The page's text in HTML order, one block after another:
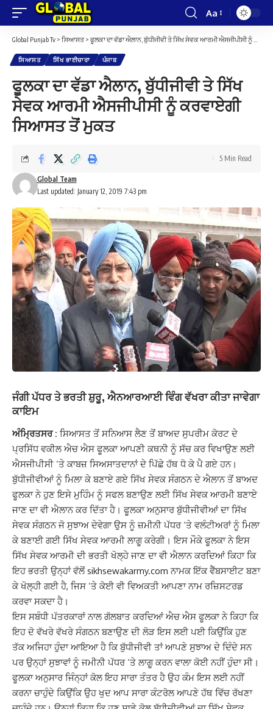
Font
Resizer
Aa
Global Punjab Tv > ਸਿਆਸਤ> ਫੂਲਕਾ ਦਾ ਵੱਡਾ ਐਲਾਨ, ਬੁੱਧੀਜੀਵੀ ਤੇ ਸਿੱਖ ਸੇਵਕ ਆਰਮੀ ਐਸਜੀਪੀਸੀ ਨੂੰ ਕਰਵਾਏਗੀ ਸਿਆਸਤ ਤੋਂ ਮੁਕਤ
ਸਿਆਸਤ ਸਿੱਖ ਭਾਈਚਾਰਾ ਪੰਜਾਬ
ਫੂਲਕਾ ਦਾ ਵੱਡਾ ਐਲਾਨ, ਬੁੱਧੀਜੀਵੀ ਤੇ ਸਿੱਖ
ਸੇਵਕ ਆਰਮੀ ਐਸਜੀਪੀਸੀ ਨੂੰ ਕਰਵਾਏਗੀ
ਸਿਆਸਤ ਤੋਂ ਮੁਕਤ
Last updated: January 12, 2019 7:43 pm
Global Team
5 Min Read
ਜੰਗੀ ਪੱਧਰ ਤੇ ਭਰਤੀ ਸ਼ੁਰੂ, ਐਨਆਰਆਈ ਵਿੰਗ ਵੱਖਰਾ ਕੀਤਾ ਜਾਵੇਗਾ
ਕਾਇਮ
ਅੰਮ੍ਰਿਤਸਰ : ਸਿਆਸਤ ਤੋਂ ਸਨਿਆਸ ਲੈਣ ਤੋਂ ਬਾਅਦ ਸੁਪਰੀਮ ਕੋਰਟ ਦੇ
ਪ੍ਰਸਿੱਧ ਵਕੀਲ ਐਚ ਐਸ ਫੂਲਕਾ ਆਪਣੀ ਕਥਨੀ ਨੂੰ ਸੱਚ ਕਰ ਵਿਖਾਉਣ ਲਈ
ਐਸਜੀਪੀਸੀ ‘ਤੇ ਕਾਬਜ਼ ਸਿਅਸਾਤਦਾਨਾਂ ਦੇ ਪਿੱਛੇ ਹੱਥ ਧੋ ਕੇ ਪੈ ਗਏ ਹਨ।
ਬੁੱਧੀਜੀਵੀਆਂ ਨੂੰ ਮਿਲਾ ਕੇ ਬਣਾਏ ਗਏ ਸਿੱਖ ਸੇਵਕ ਸੰਗਠਨ ਦੇ ਐਲਾਨ ਤੋਂ ਬਾਅਦ
ਫੂਲਕਾ ਨੇ ਹੁਣ ਇਸੇ ਮੁਹਿੰਮ ਨੂੰ ਸਫਲ ਬਣਾਉਣ ਲਈ ਸਿੱਖ ਸੇਵਕ ਆਰਮੀ ਬਣਾਏ
ਜਾਣ ਦਾ ਵੀ ਐਲਾਨ ਕਰ ਦਿੱਤਾ ਹੈ। ਫੂਲਕਾ ਅਨੁਸਾਰ ਬੁੱਧੀਜੀਵੀਆਂ ਦਾ ਸਿੱਖ
ਸੇਵਕ ਸੰਗਠਨ ਜੋ ਸੁਝਾਅ ਦੇਵੇਗਾ ਉਸ ਨੂੰ ਜ਼ਮੀਨੀ ਪੱਧਰ ‘ਤੇ ਵਲੰਟੀਅਰਾਂ ਨੂੰ ਮਿਲਾ
ਕੇ ਬਣਾਈ ਗਈ ਸਿੱਖ ਸੇਵਕ ਆਰਮੀ ਲਾਗੂ ਕਰੇਗੀ। ਇਸ ਮੌਕੇ ਫੂਲਕਾ ਨੇ ਇਸ
ਸਿੱਖ ਸੇਵਕ ਆਰਮੀ ਦੀ ਭਰਤੀ ਖੋਲ੍ਹੇ ਜਾਣ ਦਾ ਵੀ ਐਲਾਨ ਕਰਦਿਆਂ ਕਿਹਾ ਕਿ
ਇਹ ਭਰਤੀ ਉਨ੍ਹਾਂ ਵੱਲੋਂ sikhsewakarmy.com ਨਾਮਕ ਇੱਕ ਵੈੱਬਸਾਈਟ ਬਣਾ
ਕੇ ਖੋਲ੍ਹੀ ਗਈ ਹੈ, ਜਿਸ ‘ਤੇ ਕੋਈ ਵੀ ਵਿਅਕਤੀ ਆਪਣਾ ਨਾਮ ਰਜ਼ਿਸਟਰਡ
ਕਰਵਾ ਸਕਦਾ ਹੈ।
ਇਸ ਸਬੰਧੀ ਪੱਤਰਕਾਰਾਂ ਨਾਲ ਗੱਲਬਾਤ ਕਰਦਿਆਂ ਐਚ ਐਸ ਫੂਲਕਾ ਨੇ ਕਿਹਾ ਕਿ
ਇਹ ਦੋ ਵੱਖਰੇ ਵੱਖਰੇ ਸੰਗਠਨ ਬਣਾਉਣ ਦੀ ਲੋੜ ਇਸ ਲਈ ਪਈ ਕਿਉਂਕਿ ਹੁਣ
ਤੱਕ ਅਜਿਹਾ ਹੁੰਦਾ ਆਇਆ ਹੈ ਕਿ ਬੁੱਧੀਜੀਵੀ ਤਾਂ ਆਪਣੇ ਸੁਝਾਅ ਦੇ ਦਿੰਦੇ ਸਨ
ਪਰ ਉਨ੍ਹਾਂ ਸੁਝਾਵਾਂ ਨੂੰ ਜਮੀਨੀ ਪੱਧਰ ‘ਤੇ ਲਾਗੂ ਕਰਨ ਵਾਲਾ ਕੋਈ ਨਹੀਂ ਹੁੰਦਾ ਸੀ।
ਫੂਲਕਾ ਅਨੁਸਾਰ ਜਿੰਨ੍ਹਾਂ ਕੋਲ ਇਹ ਸਾਰਾ ਤੰਤਰ ਹੈ ਉਹ ਕੰਮ ਇਸ ਲਈ ਨਹੀਂ
ਕਰਨਾ ਚਾਹੁੰਦੇ ਕਿਉਂਕਿ ਉਹ ਖੁਦ ਆਪ ਸਾਰਾ ਕੰਟਰੋਲ ਆਪਣੇ ਹੱਥ ਵਿੱਚ ਰੱਖਣਾ